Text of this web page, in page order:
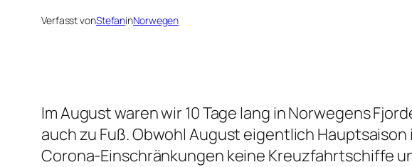
Verfasst vonStefaninNorwegen
Im August waren wir 10 Tage lang in Norwegens
auch zu Fuß. Obwohl August eigentlich
Corona-Einschränkungen keine Kreuzfahrtschiffe